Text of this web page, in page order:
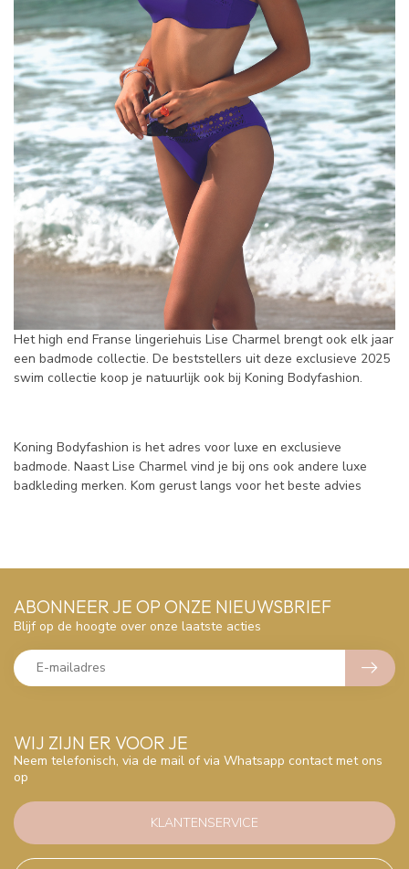
Het high end Franse lingeriehuis Lise Charmel brengt ook elk jaar
een badmode collectie. De beststellers uit deze exclusieve 2025
swim collectie koop je natuurlijk ook bij Koning Bodyfashion.
Koning Bodyfashion is het adres voor luxe en exclusieve
badmode. Naast Lise Charmel vind je bij ons ook andere luxe
badkleding merken. Kom gerust langs voor het beste advies
WIJ ZIJN ER VOOR JE
Neem telefonisch, via de mail of via Whatsapp contact met ons
op
KLANTENSERVICE
ABONNEER JE OP ONZE NIEUWSBRIEF
Blijf op de hoogte over onze laatste acties